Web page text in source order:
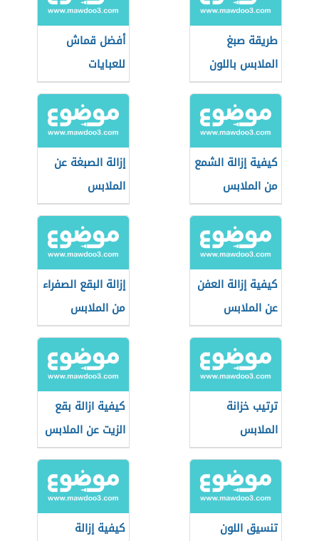
طريقة صبغ
الملابس باللون
الأسود
أفضل قماش
للعبايات
كيفية إزالة الشمع
من الملابس
إزالة الصبغة عن
الملابس
كيفية إزالة العفن
عن الملابس
إزالة البقع الصفراء
من الملابس
البيضاء
ترتيب خزانة
الملابس
كيفية ازالة بقع
الزيت عن الملابس
تنسيق اللون
كيفية إزالة